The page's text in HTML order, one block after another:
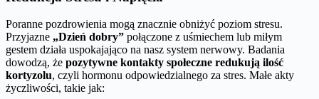
Poranne pozdrowienia mogą znacznie obniżyć poziom stresu.
Przyjazne „Dzień dobry” połączone z uśmiechem lub miłym
gestem działa uspokajająco na nasz system nerwowy. Badania
dowodzą, że pozytywne kontakty społeczne redukują ilość
kortyzolu, czyli hormonu odpowiedzialnego za stres. Małe akty
życzliwości, takie jak: